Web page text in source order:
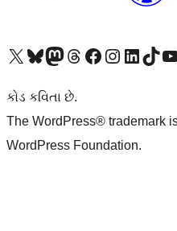
અમારા X (અગાઉ ટ્વિટર) એકાઉન્ટની મુલાકાત લોઅમારા Bluesky એકાઉન્ટની મુલાકાત લોઅમારા માસ્ટોડોન એકાઉન્ટની મુલાકાત લોઅમારા Threads એકાઉન્ટની મુલાકાત લો અમારા ફેસબુક પેજની મુલાકાત લોઅમારા ઇન્સ્ટાગ્રામ એકાઉન્ટની મુલાકાત લો અમારા LinkedIn એકાઉન્ટની મુલાકાત લોઅમારા TikTok એકાઉન્ટની મુલાકાત લોઅમારી YouTube ચેનલની
કોડ કવિતા છે.
The WordPress® trademark
WordPress Foundation.